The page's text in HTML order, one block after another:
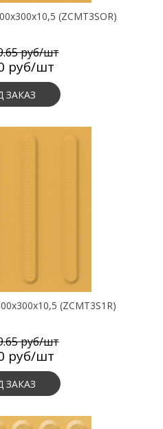
(ZCMT3SOR)
руб/шт
руб/шт
ЗАКАЗ
(ZCMT3S1R)
руб/шт
руб/шт
ЗАКАЗ